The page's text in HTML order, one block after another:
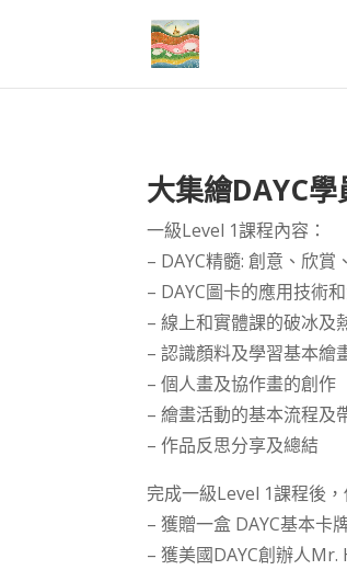
大集繪DAYC學
一級Level 1課程內容：
– DAYC精髓: 創意、欣賞
– DAYC圖卡的應用技術
– 線上和實體課的破冰及
– 認識顏料及學習基本繪
– 個人畫及協作畫的創作
– 繪畫活動的基本流程及
– 作品反思分享及總結
完成一級Level 1課程後
– 獲贈一盒 DAYC基本卡
– 獲美國DAYC創辦人